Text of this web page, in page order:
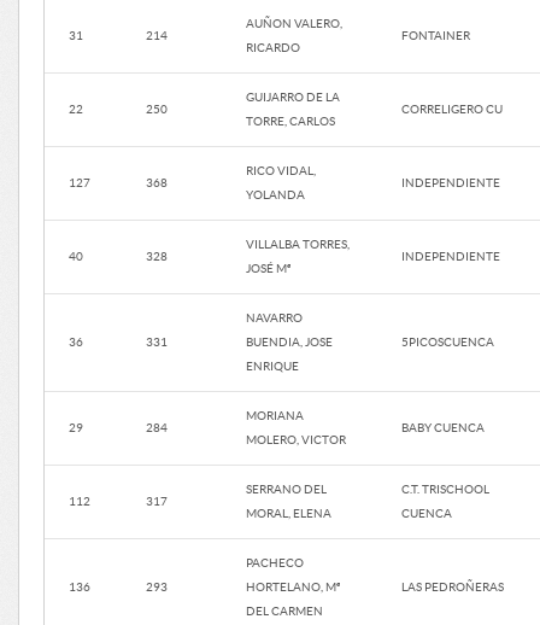
31 214
AUÑON VALERO,
RICARDO
FONTAINER
22 250
GUIJARRO DE LA
TORRE, CARLOS
CORRELIGERO CU
127 368
RICO VIDAL,
YOLANDA
INDEPENDIENTE
40 328
VILLALBA TORRES,
JOSÉ Mª
INDEPENDIENTE
36 331
NAVARRO
BUENDIA, JOSE
ENRIQUE
5PICOSCUENCA
29 284
MORIANA
MOLERO, VICTOR
BABY CUENCA
112 317
SERRANO DEL
MORAL, ELENA
C.T. TRISCHOOL
CUENCA
136 293
PACHECO
HORTELANO, Mª
DEL CARMEN
LAS PEDROÑERAS